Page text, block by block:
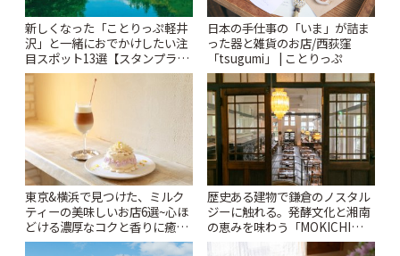
新しくなった「ことりっぷ軽井
沢」と一緒におでかけしたい注
目スポット13選【スタンプラリ
ー開催中】 | ことりっぷ
日本の手仕事の「いま」が詰ま
った器と雑貨のお店/西荻窪
「tsugumi」 | ことりっぷ
東京&横浜で見つけた、ミルク
ティーの美味しいお店6選~心ほ
どける濃厚なコクと香りに癒や
されるティータイム~ | ことりっ
歴史ある建物で鎌倉のノスタル
ジーに触れる。発酵文化と湘南
の恵みを味わう「MOKICHI
KAMAKURA」 | ことりっぷ